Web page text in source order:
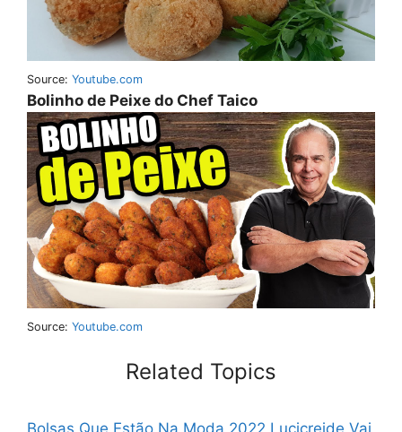
Source: Youtube.com
Bolinho de Peixe do Chef Taico
Source: Youtube.com
Related Topics